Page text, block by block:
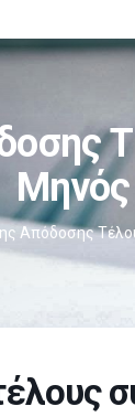
Μηνός
Απόδοσης